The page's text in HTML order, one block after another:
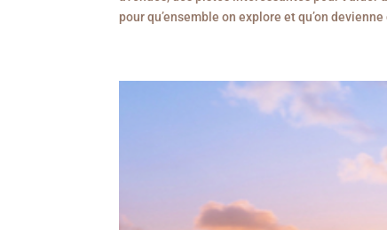
pour qu’ensemble on explore et qu’on